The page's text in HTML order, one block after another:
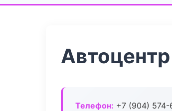
Телефон: +7 (904) 574-